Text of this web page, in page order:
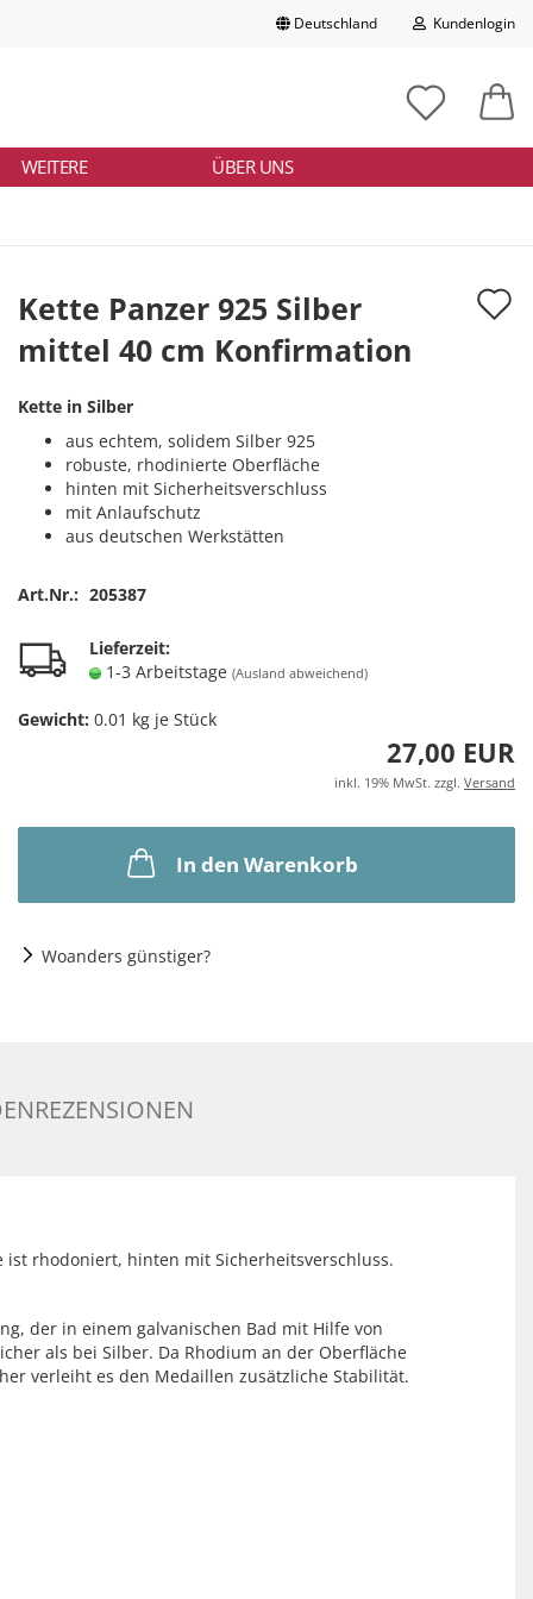
Deutschland Kundenlogin
E-Mail
Konto erstellen
ÜBER UNS
WEITERE
Kette Panzer 925 Silber
mittel 40 cm Konfirmation
Kette in Silber
aus echtem, solidem Silber 925
robuste, rhodinierte Oberfläche
hinten mit Sicherheitsverschluss
mit Anlaufschutz
aus deutschen Werkstätten
Art.Nr.: 205387
Lieferzeit:
1-3 Arbeitstage (Ausland abweichend)
Gewicht: 0.01 kg je Stück
27,00 EUR
inkl. 19% MwSt. zzgl. Versand
In den Warenkorb
Woanders günstiger?
ist rhodoniert, hinten mit Sicherheitsverschluss.
der in einem galvanischen Bad mit Hilfe von
als bei Silber. Da Rhodium an der Oberfläche
verleiht es den Medaillen zusätzliche Stabilität.